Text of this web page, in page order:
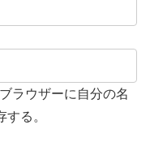
ラウザーに自分の名
る。